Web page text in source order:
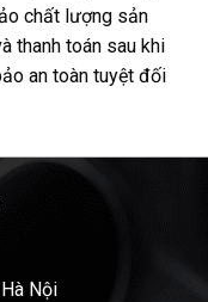
chất lượng sản
thanh toán sau khi
an toàn tuyệt đối
Nội